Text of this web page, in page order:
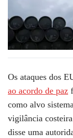
Os ataques dos
ao acordo de paz
como alvo
vigilância
disse uma